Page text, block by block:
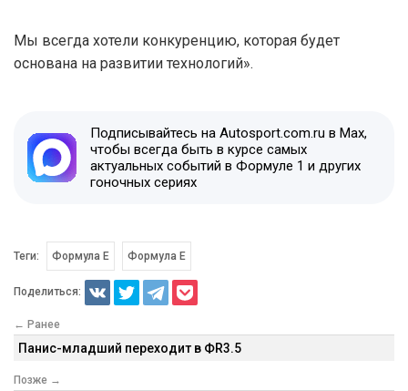
Мы всегда хотели конкуренцию, которая будет
основана на развитии технологий».
Подписывайтесь на Autosport.com.ru в Max,
чтобы всегда быть в курсе самых
актуальных событий в Формуле 1 и других
гоночных сериях
Теги: Формула E Формула Е
Поделиться:
← Ранее
Панис-младший переходит в ФR3.5
Позже →